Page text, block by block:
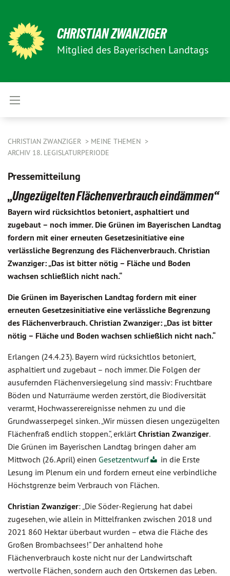
CHRISTIAN ZWANZIGER
Mitglied des Bayerischen Landtags
CHRISTIAN ZWANZIGER
MEINE THEMEN
ARCHIV 18. LEGISLATURPERIODE
Pressemitteilung
„Ungezügelten Flächenverbrauch eindämmen“
Bayern wird rücksichtlos betoniert, asphaltiert und
zugebaut – noch immer. Die Grünen im Bayerischen Landtag
fordern mit einer erneuten Gesetzesinitiative eine
verlässliche Begrenzung des Flächenverbrauch. Christian
Zwanziger: „Das ist bitter nötig – Fläche und Boden
wachsen schließlich nicht nach.“
Die Grünen im Bayerischen Landtag fordern mit einer
erneuten Gesetzesinitiative eine verlässliche Begrenzung
des Flächenverbrauch. Christian Zwanziger: „Das ist bitter
nötig – Fläche und Boden wachsen schließlich nicht nach.“
Erlangen (24.4.23). Bayern wird rücksichtlos betoniert,
asphaltiert und zugebaut – noch immer. Die Folgen der
ausufernden Flächenversiegelung sind massiv: Fruchtbare
Böden und Naturräume werden zerstört, die Biodiversität
verarmt, Hochwasserereignisse nehmen zu und die
Grundwasserpegel sinken. „Wir müssen diesen ungezügelten
Flächenfraß endlich stoppen.“, erklärtChristian Zwanziger.
Die Grünen im Bayerischen Landtag bringen daher am
Mittwoch (26. April) einen Gesetzentwurf
in die Erste
Lesung im Plenum ein und fordern erneut eine verbindliche
Höchstgrenze beim Verbrauch von Flächen.
Christian Zwanziger: „Die Söder-Regierung hat dabei
zugesehen, wie allein in Mittelfranken zwischen 2018 und
2021 860 Hektar überbaut wurden – etwa die Fläche des
Großen Brombachsees!“ Der anhaltend hohe
Flächenverbrauch koste nicht nur der Landwirtschaft
wertvolle Flächen, sondern auch den Ortskernen das Leben.